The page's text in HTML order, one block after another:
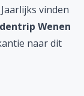
vinden
Wenen
naar dit